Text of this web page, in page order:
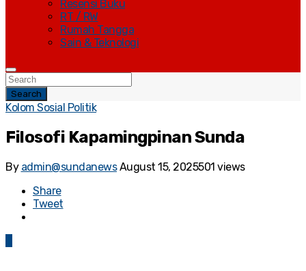
Resensi Buku
RT / RW
Rumah Tangga
Sain & Teknologi
Search
Kolom Sosial Politik
Filosofi Kapamingpinan Sunda
By admin@sundanews August 15, 2025501 views
Share
Tweet